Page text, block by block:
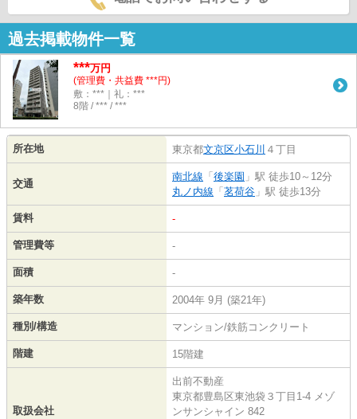
過去掲載物件一覧
***万円
(管理費・共益費 ***円)
敷：***｜礼：***
8階 / *** / ***
所在地 東京都文京区小石川 ４丁目
交通
南北線 「 後楽園 」駅 徒歩10～12分
丸ノ内線 「 茗荷谷 」駅 徒歩13分
賃料 -
管理費等 -
面積 -
築年数 2004年 9月 (築21年)
種別/構造 マンション/鉄筋コンクリート
階建 15階建
取扱会社
出前不動産
東京都豊島区東池袋３丁目1-4 メゾ
ンサンシャイン 842